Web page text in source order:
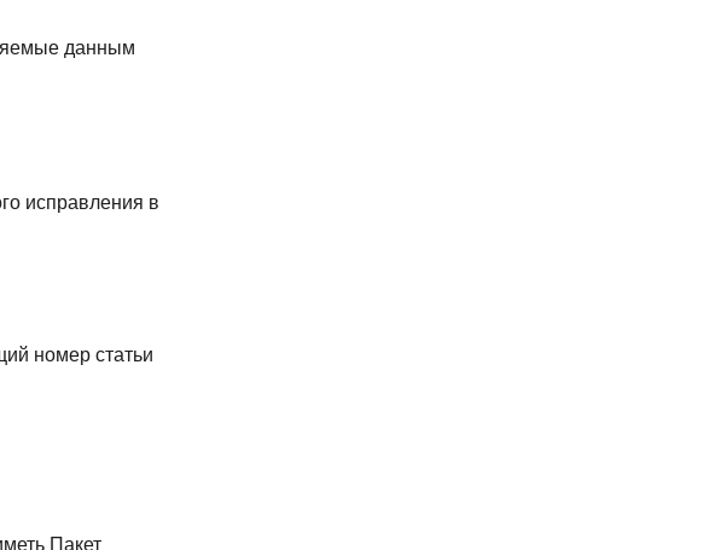
данным
исправления в
номер статьи
Пакет